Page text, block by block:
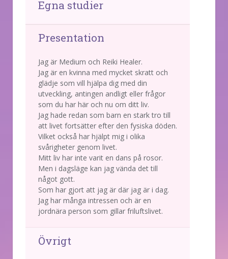
Egna studier
Presentation
Jag är Medium och Reiki Healer.
Jag är en kvinna med mycket skratt och
glädje som vill hjälpa dig med din
utveckling, antingen andligt eller frågor
som du har här och nu om ditt liv.
Jag hade redan som barn en stark tro till
att livet fortsätter efter den fysiska döden.
Vilket också har hjälpt mig i olika
svårigheter genom livet.
Mitt liv har inte varit en dans på rosor.
Men i dagsläge kan jag vända det till
något gott.
Som har gjort att jag är där jag är i dag.
Jag har många intressen och är en
jordnära person som gillar friluftslivet.
Övrigt